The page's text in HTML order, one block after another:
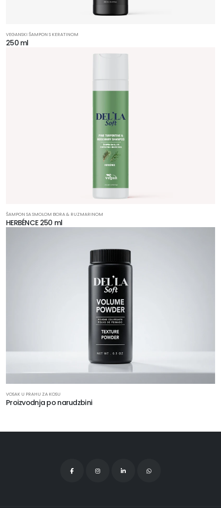
VEGANSKI ŠAMPON S KERATINOM
250 ml
ŠAMPON SA SMOLOM BORA & RUZMARINOM
HERBÉNCE 250 ml
VOSAK U PRAHU ZA KOSU
Proizvodnja po narudzbini